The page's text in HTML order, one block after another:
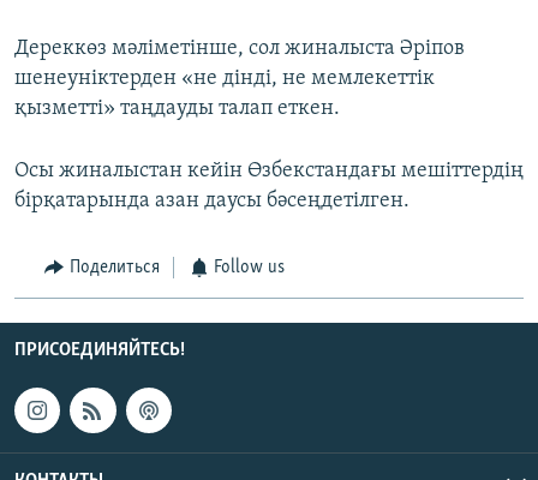
Дереккөз мәліметінше, сол жиналыста Әріпов
шенеуніктерден «не дінді, не мемлекеттік
қызметті» таңдауды талап еткен.
Осы жиналыстан кейін Өзбекстандағы мешіттердің
бірқатарында азан даусы бәсеңдетілген.
Поделиться Follow us
ПРИСОЕДИНЯЙТЕСЬ!